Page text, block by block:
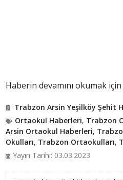
Haberin devamını okumak için
Trabzon Arsin Yeşilköy Şehit
Ortaokul Haberleri, Trabzon
Arsin Ortaokul Haberleri,
Okulları, Trabzon Ortaokulları,
Yayın Tarihi: 03.03.2023